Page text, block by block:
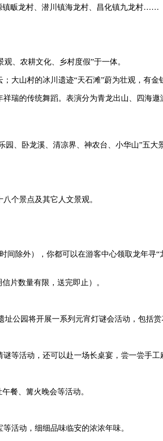
镇畈龙村、潜川镇海龙村、昌化镇九龙村……
、农耕文化、乡村度假”于一体。
大山村的冰川遗迹“天石滩”蔚为壮观，有金
瑞的传统舞蹈。表演分为青龙出山、四海
、卧龙溪、清凉界、神农台、小华山”五大
个景点及其它人文景观。
除外），你都可以在游客中心领取龙年寻“
片数量有限，送完即止）。
公园将开展一系列元宵灯谜会活动，包括赏
等活动，还可以赴一场长桌宴，尝一尝手工
餐、篝火晚会等活动。
活动，细细品味临安的浓浓年味。